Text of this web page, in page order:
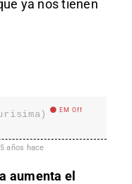
ya nos tienen
EM Off
5 años hace
aumenta el